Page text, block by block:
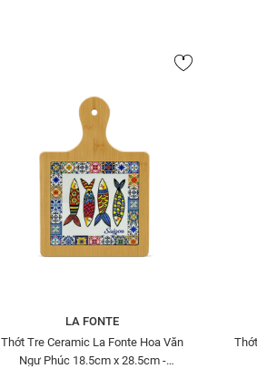
LA FONTE
Thớt Tre Ceramic La Fonte Hoa Văn
Ngư Phúc 18.5cm x 28.5cm -